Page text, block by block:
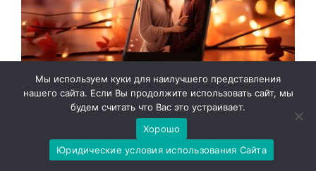
Wink.ru запустил короткие вертикальные сериалы
для просмотра в дороге
Мы используем куки для наилучшего представления
нашего сайта. Если Вы продолжите использовать сайт, мы
будем считать что Вас это устраивает.
Хорошо
Юридические условия использования Сайта